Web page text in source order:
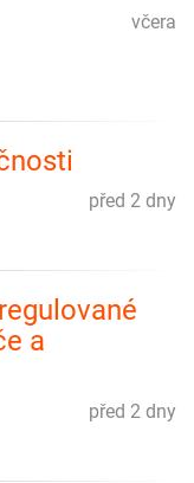
včera
před 2 dny
a
před 2 dny